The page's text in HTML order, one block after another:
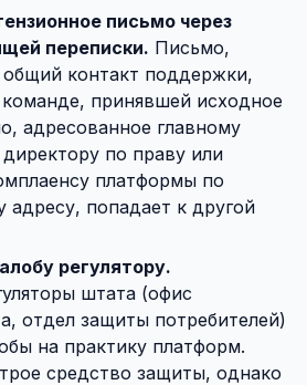
письмо через
переписки. Письмо,
общий контакт поддержки,
принявшей исходное
адресованное главному
по праву или
платформы по
адресу, попадает к другой
регулятору.
штата (офис
отдел защиты потребителей)
на практику платформ.
средство защиты, однако